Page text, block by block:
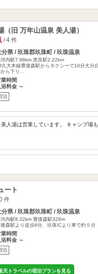
（旧 万年山温泉 美人湯）
/ 4 件
分県 / 玖珠郡玖珠町 / 玖珠温泉
内駅7.98km 恵良駅2.22km
久大本線豊後森駅からタクシーで10分大分
から下り…
業時間
浴料金 ～
泊
人湯は営業しています。 キャンプ場
ート
件
分県 / 玖珠郡玖珠町 / 玖珠温泉
内駅8.32km 豊後森駅328m
後森駅より徒歩8分、玖珠ICより車で約５分
業時間
浴料金 ～
泊
天トラベルの宿泊プランを見る